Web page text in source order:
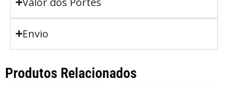
Envio
Produtos Relacionados